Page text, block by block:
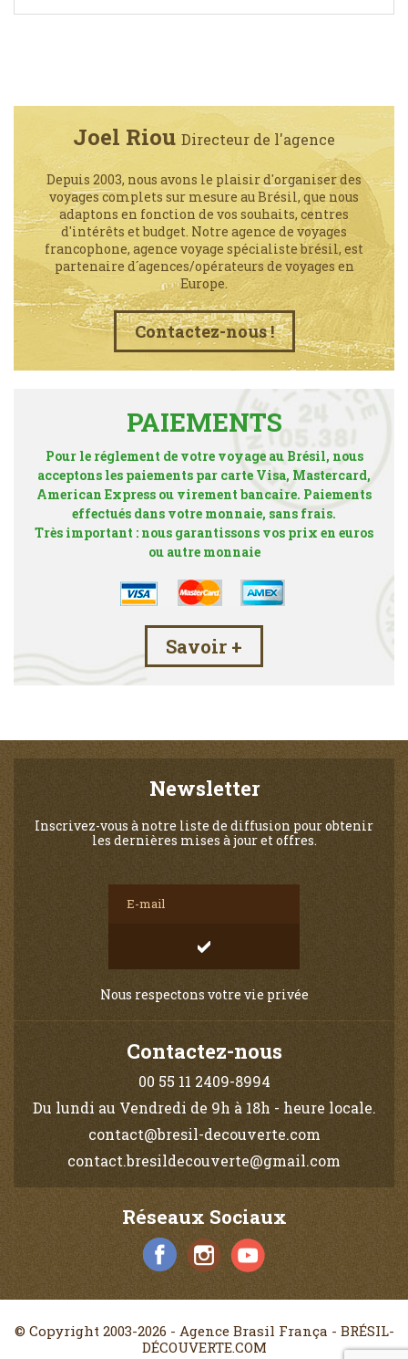
Joel Riou Directeur de l'agence
Depuis 2003, nous avons le plaisir d'organiser des
voyages complets sur mesure au Brésil, que nous
adaptons en fonction de vos souhaits, centres
d'intérêts et budget. Notre agence de voyages
francophone, agence voyage spécialiste brésil, est
partenaire d´agences/opérateurs de voyages en
Europe.
Contactez-nous !
PAIEMENTS
Pour le réglement de votre voyage au Brésil, nous
acceptons les paiements par carte Visa, Mastercard,
American Express ou virement bancaire. Paiements
effectués dans votre monnaie, sans frais.
Très important : nous garantissons vos prix en euros
ou autre monnaie
Savoir +
Newsletter
Inscrivez-vous à notre liste de diffusion pour obtenir
les dernières mises à jour et offres.
Nous respectons votre vie privée
Contactez-nous
00 55 11 2409-8994
Du lundi au Vendredi de 9h à 18h - heure locale.
contact@bresil-decouverte.com
contact.bresildecouverte@gmail.com
Réseaux Sociaux
© Copyright 2003-2026 - Agence Brasil França - BRÉSIL-
DÉCOUVERTE.COM